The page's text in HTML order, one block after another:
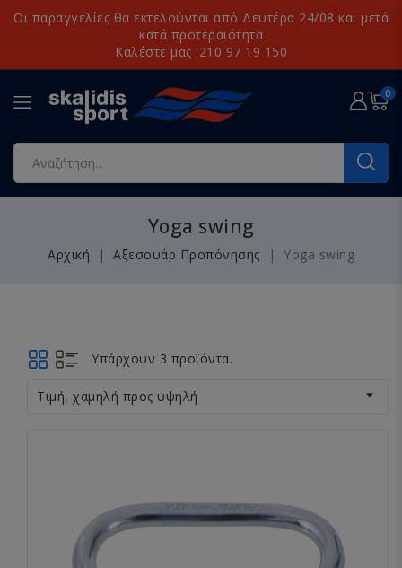
Οι παραγγελίες θα εκτελούνται από Δευτέρα 24/08 και μετά
κατά προτεραιότητα
Καλέστε μας :210 97 19 150
0
Yoga swing
Αρχική Αξεσουάρ Προπόνησης Yoga swing
Υπάρχουν 3 προϊόντα.
Τιμή, χαμηλή προς υψηλή 